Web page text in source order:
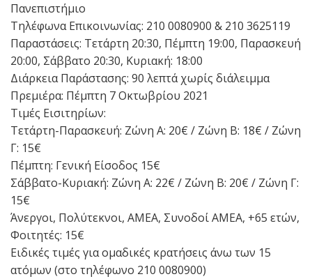
Πανεπιστήμιο
Τηλέφωνα Επικοινωνίας: 210 0080900 & 210 3625119
Παραστάσεις: Τετάρτη 20:30, Πέμπτη 19:00, Παρασκευή
20:00, Σάββατο 20:30, Κυριακή: 18:00
Διάρκεια Παράστασης: 90 λεπτά χωρίς διάλειμμα
Πρεμιέρα: Πέμπτη 7 Οκτωβρίου 2021
Τιμές Εισιτηρίων:
Τετάρτη-Παρασκευή: Ζώνη Α: 20€ / Ζώνη Β: 18€ / Ζώνη
Γ: 15€
Πέμπτη: Γενική Είσοδος 15€
Σάββατο-Κυριακή: Ζώνη Α: 22€ / Ζώνη Β: 20€ / Ζώνη Γ:
15€
Άνεργοι, Πολύτεκνοι, ΑΜΕΑ, Συνοδοί ΑΜΕΑ, +65 ετών,
Φοιτητές: 15€
Ειδικές τιμές για ομαδικές κρατήσεις άνω των 15
ατόμων (στο τηλέφωνο 210 0080900)